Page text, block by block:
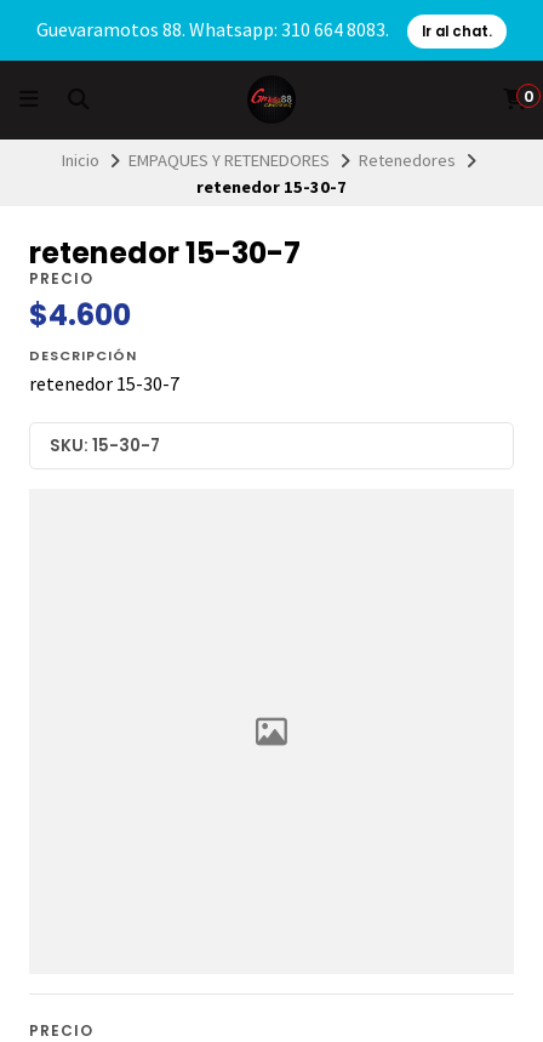
Guevaramotos 88. Whatsapp: 310 664 8083. Ir al chat.
0
Inicio EMPAQUES Y RETENEDORES
Retenedores
retenedor 15-30-7
retenedor 15-30-7
PRECIO
$4.600
DESCRIPCIÓN
retenedor 15-30-7
SKU: 15-30-7
PRECIO